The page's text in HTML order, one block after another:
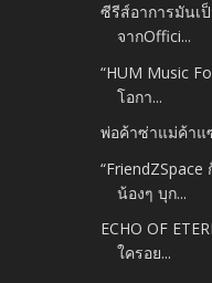
ซีรีส์อาการมันเ
จากOffici...
“HUM Music
โอกา...
พ่อค้าซ่าแม่ค้าแ
น้องๆ บุก...
ECHO OF
ใครอย...